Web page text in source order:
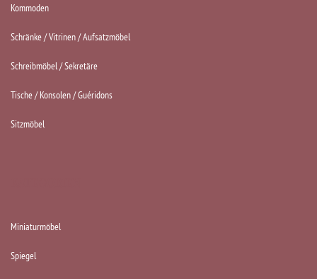
Kommoden
Schränke / Vitrinen / Aufsatzmöbel
Schreibmöbel / Sekretäre
Tische / Konsolen / Guéridons
Sitzmöbel
Miniaturmöbel
Spiegel